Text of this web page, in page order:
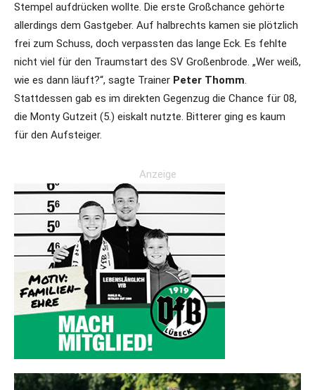
Stempel aufdrücken wollte. Die erste Großchance gehörte
allerdings dem Gastgeber. Auf halbrechts kamen sie plötzlich
frei zum Schuss, doch verpassten das lange Eck. Es fehlte
nicht viel für den Traumstart des SV Großenbrode. „Wer weiß,
wie es dann läuft?“, sagte Trainer Peter Thomm.
Stattdessen gab es im direkten Gegenzug die Chance für 08,
die Monty Gutzeit (5.) eiskalt nutzte. Bitterer ging es kaum
für den Aufsteiger.
Anzeige